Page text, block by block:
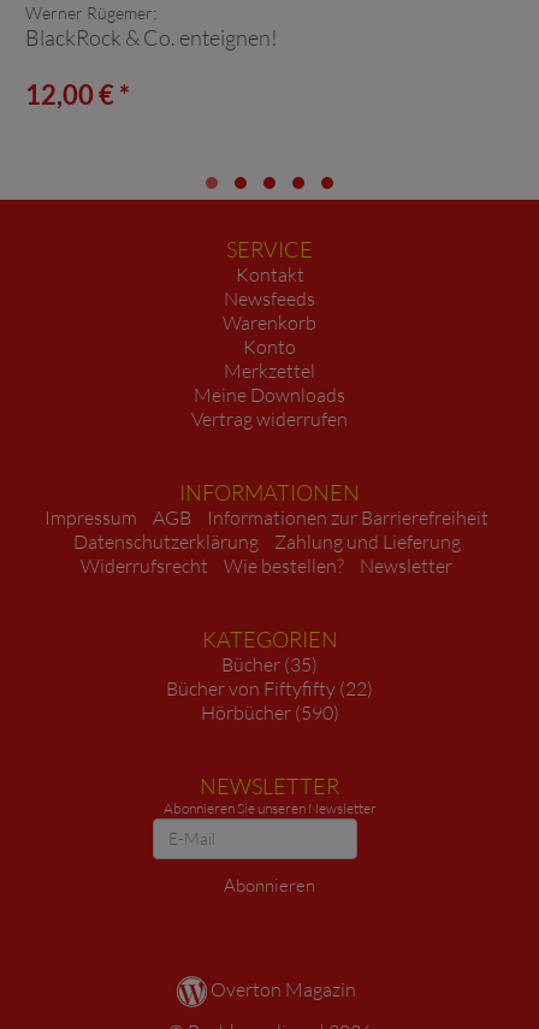
Werner Rügemer:
BlackRock & Co. enteignen!
12,00 € *
SERVICE
Kontakt
Newsfeeds
Warenkorb
Konto
Merkzettel
Meine Downloads
Vertrag widerrufen
INFORMATIONEN
Impressum AGB
Informationen zur Barrierefreiheit
Datenschutzerklärung
Zahlung und Lieferung
Widerrufsrecht
Wie bestellen? Newsletter
KATEGORIEN
Bücher (35)
Bücher von Fiftyfifty (22)
Hörbücher (590)
NEWSLETTER
Abonnieren Sie unseren Newsletter
Newsletter
Abonnieren
Overton Magazin